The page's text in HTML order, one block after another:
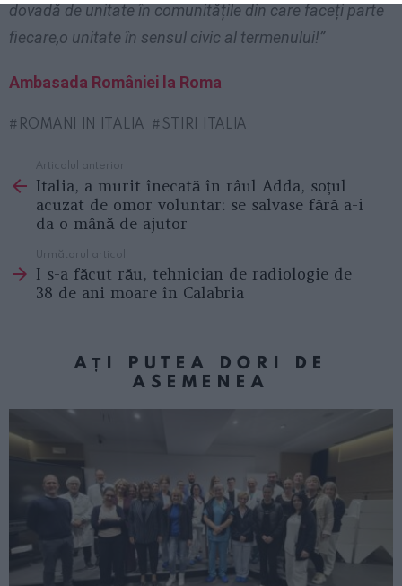
dovadă de unitate în comunitățile din care faceți parte
fiecare,o unitate în sensul civic al termenului!”
Ambasada României la Roma
ROMANI IN ITALIA STIRI ITALIA
more
Articolul anterior
Italia, a murit înecată în râul Adda, soțul
acuzat de omor voluntar: se salvase fără a-i
da o mână de ajutor
Următorul articol
I s-a făcut rău, tehnician de radiologie de
38 de ani moare în Calabria
AȚI PUTEA DORI DE
ASEMENEA